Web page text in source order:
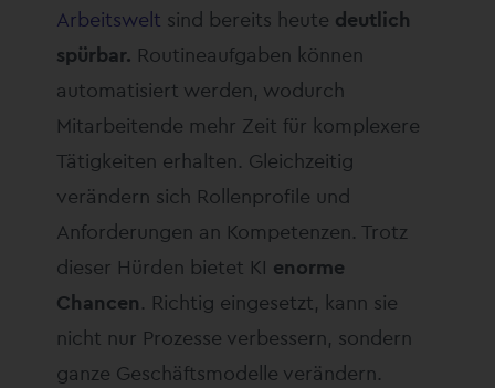
Arbeitswelt sind bereits heute deutlich
spürbar. Routineaufgaben können
automatisiert werden, wodurch
Mitarbeitende mehr Zeit für komplexere
Tätigkeiten erhalten. Gleichzeitig
verändern sich Rollenprofile und
Anforderungen an Kompetenzen. Trotz
dieser Hürden bietet KI enorme
Chancen. Richtig eingesetzt, kann sie
nicht nur Prozesse verbessern, sondern
ganze Geschäftsmodelle verändern.